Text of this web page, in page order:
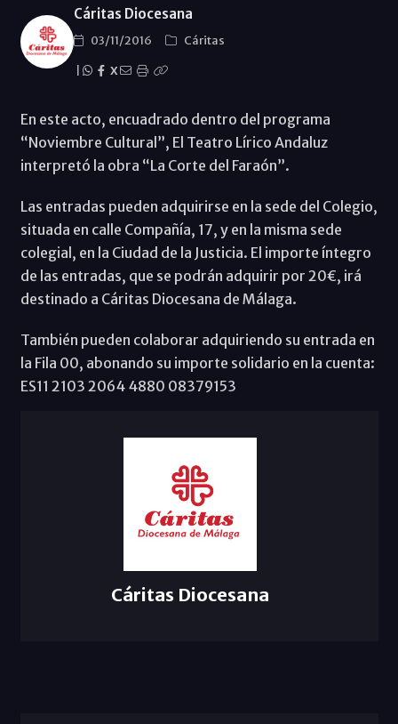
Cáritas Diocesana
03/11/2016
Cáritas
X
En este acto, encuadrado dentro del programa
“Noviembre Cultural”, El Teatro Lírico Andaluz
interpretó la obra “La Corte del Faraón”.
Las entradas pueden adquirirse en la sede del Colegio,
situada en calle Compañía, 17, y en la misma sede
colegial, en la Ciudad de la Justicia. El importe íntegro
de las entradas, que se podrán adquirir por 20€, irá
destinado a Cáritas Diocesana de Málaga.
También pueden colaborar adquiriendo su entrada en
la Fila 00, abonando su importe solidario en la cuenta:
ES11 2103 2064 4880 08379153
Cáritas Diocesana